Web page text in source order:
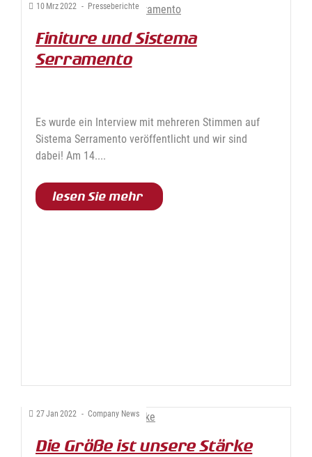
10Mrz2022 - Presseberichte
Finiture und Sistema
Serramento
Es wurde ein Interview mit mehreren Stimmen auf
Sistema Serramento veröffentlicht und wir sind
dabei! Am 14....
lesen Sie mehr
27Jan2022 - Company News
Die Größe ist unsere Stärke